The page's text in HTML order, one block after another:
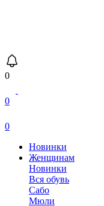
0
0
0
Новинки
Женщинам
Новинки
Вся обувь
Сабо
Мюли